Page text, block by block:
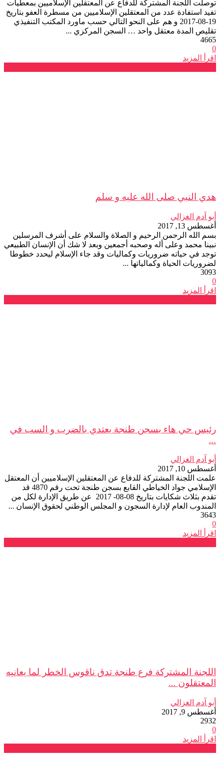
توصلت اللجنة المشتركة للدفاع عن المعتقلين الإسلاميين بمعطيات
تفيد استفادة عدد من المعتقلين الإسلاميين من مسطرة العفو بتاريخ
19-08-2017 و هم على النحو التالي حسب ماورد المكتب التنفيذي
تقليص المدة معتقل واحد … السجن المركزي ...
4665
0
اقرأ المزيد
هدي النبي صلى الله عليه و سلم
أبو آدم الغزالي
أغسطس 13, 2017
بسم الله الرحمن الرحيم و الصلاة والسلام على أشرف المرسلين
نبينا محمد وعلى أله وصحبه أجمعين وبعد لا شك أن الإنسان الطبيعي
توجد في حياته ضروريات وكماليات وقد جاء الإسلام ليحدد خطوطا
لضروريات الحياة وكمالياتها ...
3093
0
اقرأ المزيد
رئيس حي هاء بسجن طنجة يعتدي بالضرب و السب في
...
أبو آدم الغزالي
أغسطس 10, 2017
علمت اللجنة المشتركة للدفاع عن المعتقلين الإسلاميين أن المعتقل
الإسلامي جواد الخياطي القابع بسجن طنجة تحت رقم 4870 قد
تقدم بثلاث شكايات بتاريخ 08-08- 2017 عن طريق الإدارة لكل من
المندوب العام لإدارة السجون و المجلس الوطني لحقوق الإنسان ...
3643
0
اقرأ المزيد
اللجنة المشتركة فرع طنجة تدق ناقوس الخطر لما يعانيه
المعتقلون ...
أبو آدم الغزالي
أغسطس 9, 2017
2932
0
اقرأ المزيد